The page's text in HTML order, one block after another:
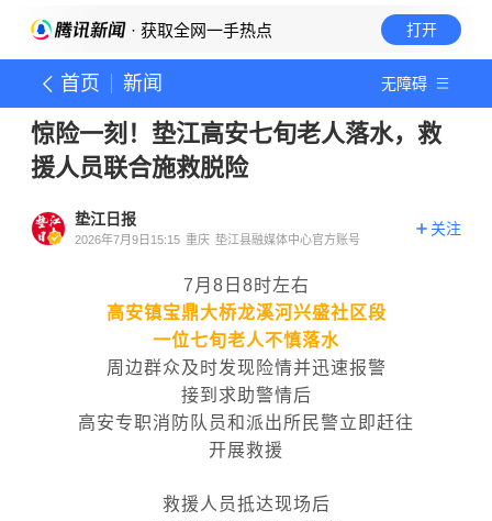
· 获取全网一手热点 打开
首页 新闻 无障碍
惊险一刻！垫江高安七旬老人落水，救
援人员联合施救脱险
垫江日报
2026年7月9日15:15 重庆 垫江县融媒体中心官方账号
关注
7月8日8时左右
高安镇宝鼎大桥龙溪河兴盛社区段
一位七旬老人不慎落水
周边群众及时发现险情并迅速报警
接到求助警情后
高安专职消防队员和派出所民警立即赶往
开展救援
救援人员抵达现场后